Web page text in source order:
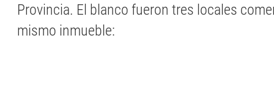
Provincia. El blanco fueron tres locales
mismo inmueble: